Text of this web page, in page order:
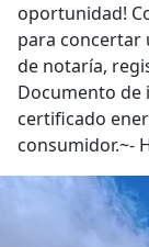
oportunidad!
para concertar
de notaría,
Documento de
certificado
consumidor.~-